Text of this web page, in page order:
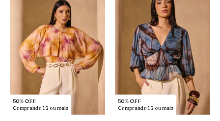
50% OFF
Comprando 12 ou mais
50% OFF
Comprando 12 ou mais